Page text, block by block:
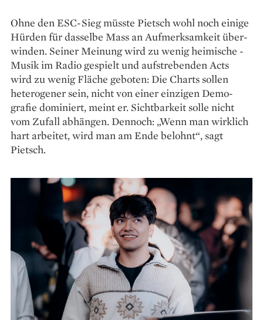
Ohne den ESC-Sieg müsste Pietsch wohl noch einige
Hürden für dasselbe Mass an Aufmerksamkeit über­
winden. Seiner Meinung wird zu wenig heimische ­
Musik im Radio gespielt und aufstrebenden Acts
wird zu wenig Fläche geboten: Die Charts sollen
hetero­gener sein, nicht von einer einzigen Demo­
grafie dominiert, meint er. Sichtbarkeit solle nicht
vom Zufall ­abhängen. Dennoch: „Wenn man wirklich
hart arbeitet, wird man am Ende belohnt“, sagt
Pietsch.